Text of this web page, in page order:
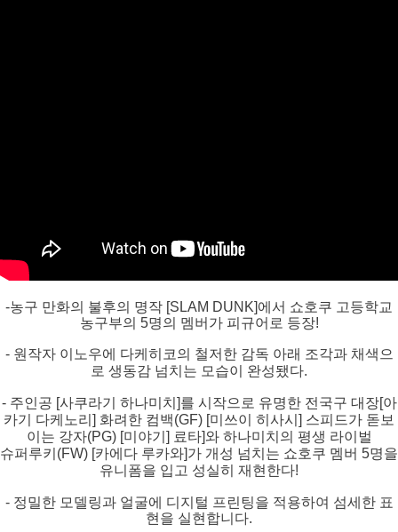
-농구 만화의 불후의 명작 [SLAM DUNK]에서 쇼호쿠 고등학교
농구부의 5명의 멤버가 피규어로 등장!
- 원작자 이노우에 다케히코의 철저한 감독 아래 조각과 채색으
로 생동감 넘치는 모습이 완성됐다.
- 주인공 [사쿠라기 하나미치]를 시작으로 유명한 전국구 대장[아
카기 다케노리] 화려한 컴백(GF) [미쓰이 히사시] 스피드가 돋보
이는 강자(PG) [미야기] 료타]와 하나미치의 평생 라이벌
슈퍼루키(FW) [카에다 루카와]가 개성 넘치는 쇼호쿠 멤버 5명을
유니폼을 입고 성실히 재현한다!
- 정밀한 모델링과 얼굴에 디지털 프린팅을 적용하여 섬세한 표
현을 실현합니다.